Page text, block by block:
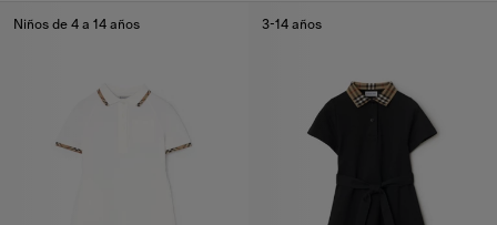
Niños de 4 a 14 años 3-14 años